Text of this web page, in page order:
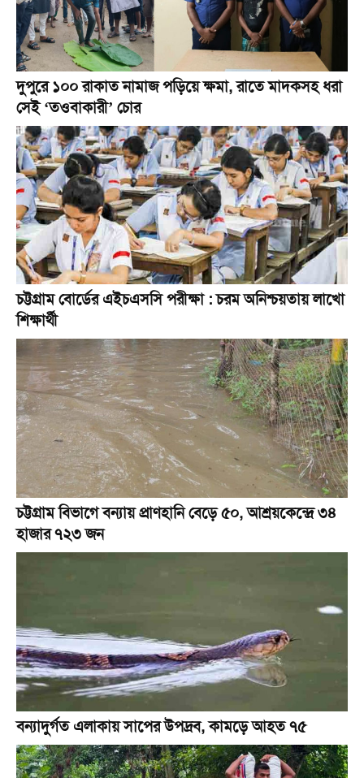
দুপুরে ১০০ রাকাত নামাজ পড়িয়ে ক্ষমা, রাতে মাদকসহ ধরা
সেই ‘তওবাকারী’ চোর
চট্টগ্রাম বোর্ডের এইচএসসি পরীক্ষা : চরম অনিশ্চয়তায় লাখো
শিক্ষার্থী
চট্টগ্রাম বিভাগে বন্যায় প্রাণহানি বেড়ে ৫০, আশ্রয়কেন্দ্রে ৩৪
হাজার ৭২৩ জন
বন্যাদুর্গত এলাকায় সাপের উপদ্রব, কামড়ে আহত ৭৫